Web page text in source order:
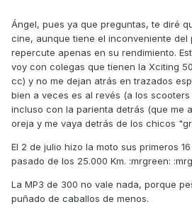
Ángel, pues ya que preguntas, te diré
cine, aunque tiene el inconveniente del
repercute apenas en su rendimiento.
voy con colegas que tienen la Xciting
cc) y no me dejan atrás en trazados
bien a veces es al revés (a los
incluso con la parienta detrás (que me
oreja y me vaya detrás de los chicos
El 2 de julio hizo la moto sus primeros
pasado de los 25.000 Km. :mrgreen:
La MP3 de 300 no vale nada, porque
puñado de caballos de menos.